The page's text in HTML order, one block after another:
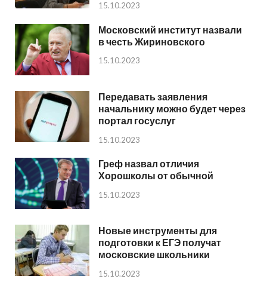
15.10.2023
Московский институт назвали
в честь Жириновского
15.10.2023
Передавать заявления
начальнику можно будет через
портал госуслуг
15.10.2023
Греф назвал отличия
Хорошколы от обычной
15.10.2023
Новые инструменты для
подготовки к ЕГЭ получат
московские школьники
15.10.2023